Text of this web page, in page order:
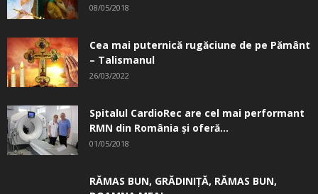
08/05/2018
Cea mai puternică rugăciune de pe Pământ
– Talismanul
26/03/2022
Spitalul CardioRec are cel mai performant
RMN din România și oferă...
01/05/2018
RĂMAS BUN, GRĂDINIŢĂ, ­RĂMAS BUN,